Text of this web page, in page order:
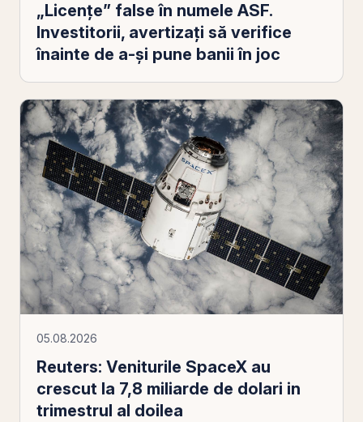
„Licențe” false în numele ASF.
Investitorii, avertizați să verifice
înainte de a-și pune banii în joc
05.08.2026
Reuters: Veniturile SpaceX au
crescut la 7,8 miliarde de dolari in
trimestrul al doilea